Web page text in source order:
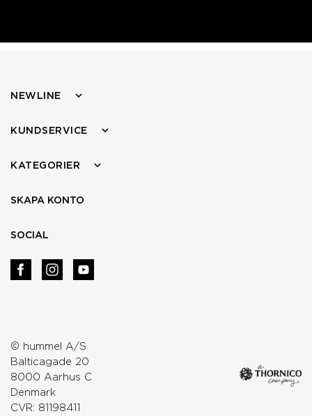
© hummel A/S
Balticagade 20
8000 Aarhus C
Denmark
CVR: 81198411
NEWLINE
KUNDSERVICE
KATEGORIER
SKAPA KONTO
SOCIAL